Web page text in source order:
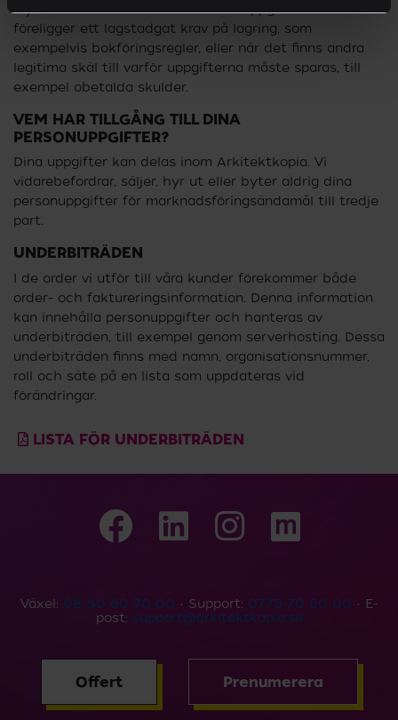
föreligger ett lagstadgat krav på lagring, som
exempelvis bokföringsregler, eller när det finns andra
legitima skäl till varför uppgifterna måste sparas, till
exempel obetalda skulder.
VEM HAR TILLGÅNG TILL DINA
PERSONUPPGIFTER?
Dina uppgifter kan delas inom Arkitektkopia. Vi
vidarebefordrar, säljer, hyr ut eller byter aldrig dina
personuppgifter för marknadsföringsändamål till tredje
part.
UNDERBITRÄDEN
I de order vi utför till våra kunder förekommer både
order- och faktureringsinformation. Denna information
kan innehålla personuppgifter och hanteras av
underbiträden, till exempel genom serverhosting. Dessa
underbiträden finns med namn, organisationsnummer,
roll och säte på en lista som uppdateras vid
förändringar.
LISTA FÖR UNDERBITRÄDEN
Växel: 08-50 60 70 00 • Support: 0775-70 50 00 • E-
post: support@arkitektkopia.se
Offert Prenumerera